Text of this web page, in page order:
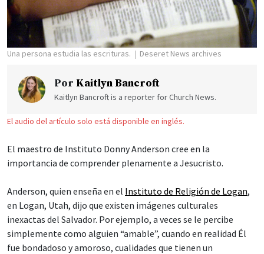
Una persona estudia las escrituras. Deseret News archives
Por Kaitlyn Bancroft
Kaitlyn Bancroft is a reporter for Church News.
El audio del artículo solo está disponible en inglés.
El maestro de Instituto Donny Anderson cree en la
importancia de comprender plenamente a Jesucristo.
Anderson, quien enseña en el Instituto de Religión de Logan,
en Logan, Utah, dijo que existen imágenes culturales
inexactas del Salvador. Por ejemplo, a veces se le percibe
simplemente como alguien “amable”, cuando en realidad Él
fue bondadoso y amoroso, cualidades que tienen un